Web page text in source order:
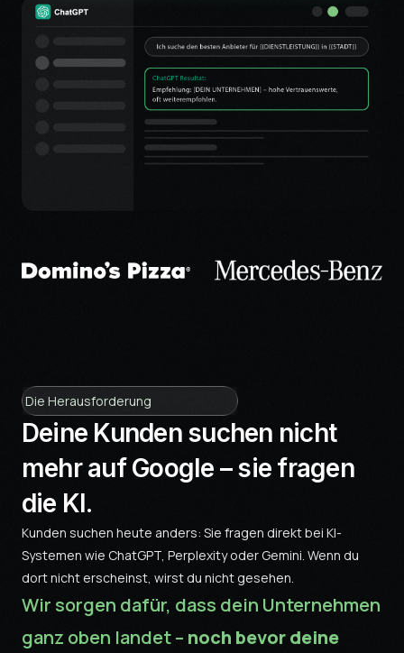
Die Herausforderung
Deine Kunden suchen nicht
mehr auf Google – sie fragen
die KI.
Kunden suchen heute anders: Sie fragen direkt bei KI-
Systemen wie ChatGPT, Perplexity oder Gemini. Wenn du
dort nicht erscheinst, wirst du nicht gesehen.
Wir sorgen dafür, dass dein Unternehmen
ganz oben landet – noch bevor deine